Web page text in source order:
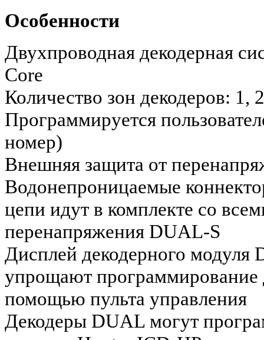
Особенности
Двухпроводная декодерная
Core
Количество зон декодеров: 1, 2
Программируется
номер)
Внешняя защита от
Водонепроницаемые
цепи идут в комплекте со
перенапряжения DUAL-S
Дисплей декодерного
упрощают программирование
помощью пульта управления
Декодеры DUAL могут